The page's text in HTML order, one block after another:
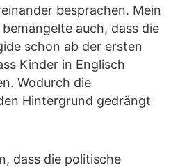
besprachen. Mein
auch, dass die
schon ab der ersten
Kinder in Englisch
Wodurch die
Hintergrund gedrängt
dass die politische